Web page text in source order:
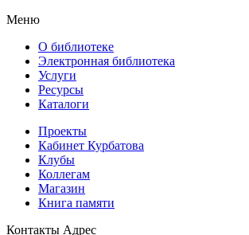
Меню
О библиотеке
Электронная библиотека
Услуги
Ресурсы
Каталоги
Проекты
Кабинет Курбатова
Клубы
Коллегам
Магазин
Книга памяти
Контакты Адрес